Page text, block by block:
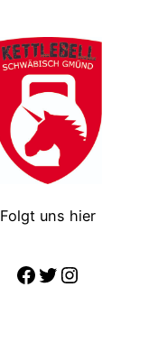
Folgt uns hier
https://
https://
Instagram